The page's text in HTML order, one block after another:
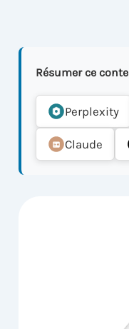
Résumer ce
Perplexity
Claude